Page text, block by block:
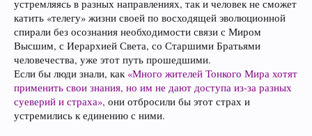
устремляясь в разных направлениях, так и человек не сможет
катить «телегу» жизни своей по восходящей эволюционной
спирали без осознания необходимости связи с Миром
Высшим, с Иерархией Света, со Старшими Братьями
человечества, уже этот путь прошедшими.
Если бы люди знали, как «Много жителей Тонкого Мира хотят
применить свои знания, но им не дают доступа из-за разных
суеверий и страха», они отбросили бы этот страх и
устремились к единению с ними.